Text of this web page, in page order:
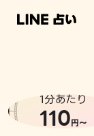
相談事例
1分あたり
110円〜